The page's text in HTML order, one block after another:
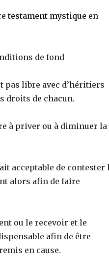
testament mystique en
de fond
pas libre avec d’héritiers
droits de chacun.
à priver ou à diminuer la
acceptable de contester
alors afin de faire
ou le recevoir et le
afin de être
en cause.